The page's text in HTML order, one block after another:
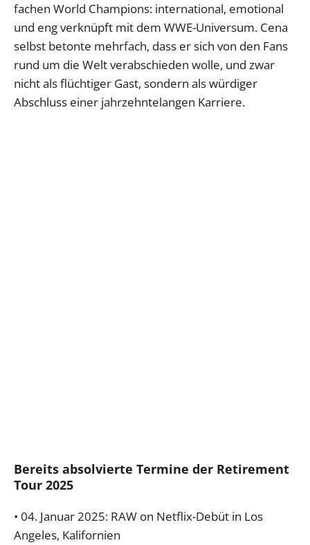
fachen World Champions: international, emotional
und eng verknüpft mit dem WWE-Universum. Cena
selbst betonte mehrfach, dass er sich von den Fans
rund um die Welt verabschieden wolle, und zwar
nicht als flüchtiger Gast, sondern als würdiger
Abschluss einer jahrzehntelangen Karriere.
Bereits absolvierte Termine der Retirement
Tour 2025
• 04. Januar 2025: RAW on Netflix-Debüt in Los
Angeles, Kalifornien